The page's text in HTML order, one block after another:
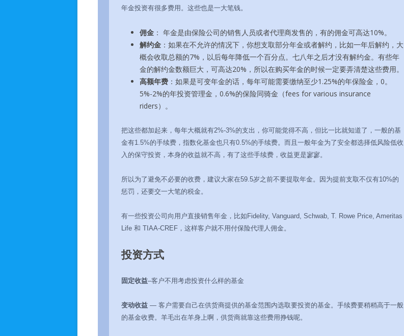
年金投资有很多费用。这些也是一大笔钱。
佣金 ： 年金是由保险公司的销售人员或者代理商发售的，有的佣金可高达10%。
解约金 ：如果在不允许的情况下，你想支取部分年金或者解约，比如一年后解约，大
概会收取总额的7%，以后每年降低一个百分点。七八年之后才没有解约金。有些年
金的解约金数额巨大，可高达20%，所以在购买年金的时候一定要弄清楚这些费用。
高额年费 ：如果是可变年金的话，每年可能需要缴纳至少1.25%的年保险金，0。
5%-2%的年投资管理金，0.6%的保险同骑金（fees for various insurance
riders）。
把这些都加起来，每年大概就有2%-3%的支出，你可能觉得不高，但比一比就知道了，一般的基
金有1.5%的手续费，指数化基金也只有0.5%的手续费。而且一般年金为了安全都选择低风险低收
入的保守投资，本身的收益就不高，有了这些手续费，收益更是寥寥。
所以为了避免不必要的收费，建议大家在59.5岁之前不要提取年金。因为提前支取不仅有10%的
惩罚，还要交一大笔的税金。
有一些投资公司向用户直接销售年金，比如Fidelity, Vanguard, Schwab, T. Rowe Price, Ameritas
Life 和 TIAA-CREF，这样客户就不用付保险代理人佣金。
投资方式
固定收益–客户不用考虑投资什么样的基金
变动收益 — 客户需要自己在供货商提供的基金范围内选取要投资的基金。手续费要稍稍高于一般
的基金收费。羊毛出在羊身上啊，供货商就靠这些费用挣钱呢。